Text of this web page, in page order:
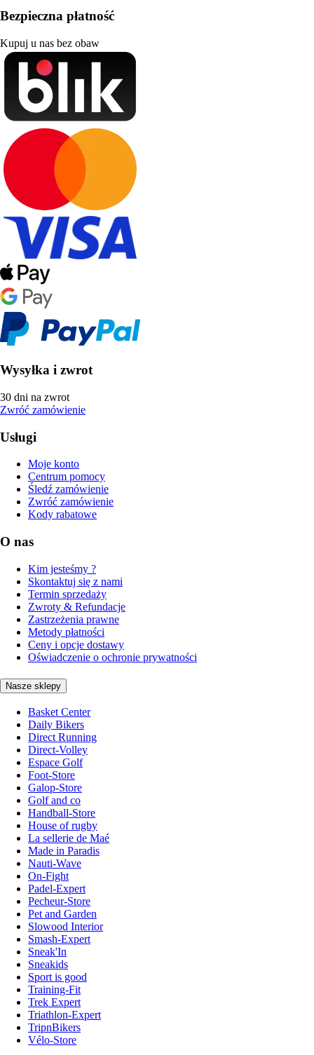
Bezpieczna płatność
Kupuj u nas bez obaw
Wysyłka i zwrot
30 dni na zwrot
Zwróć zamówienie
Usługi
Moje konto
Centrum pomocy
Śledź zamówienie
Zwróć zamówienie
Kody rabatowe
O nas
Kim jesteśmy ?
Skontaktuj się z nami
Termin sprzedaży
Zwroty & Refundacje
Zastrzeżenia prawne
Metody płatności
Ceny i opcje dostawy
Oświadczenie o ochronie prywatności
Nasze sklepy
Basket Center
Daily Bikers
Direct Running
Direct-Volley
Espace Golf
Foot-Store
Galop-Store
Golf and co
Handball-Store
House of rugby
La sellerie de Maé
Made in Paradis
Nauti-Wave
On-Fight
Padel-Expert
Pecheur-Store
Pet and Garden
Slowood Interior
Smash-Expert
Sneak'In
Sneakids
Sport is good
Training-Fit
Trek Expert
Triathlon-Expert
TripnBikers
Vélo-Store